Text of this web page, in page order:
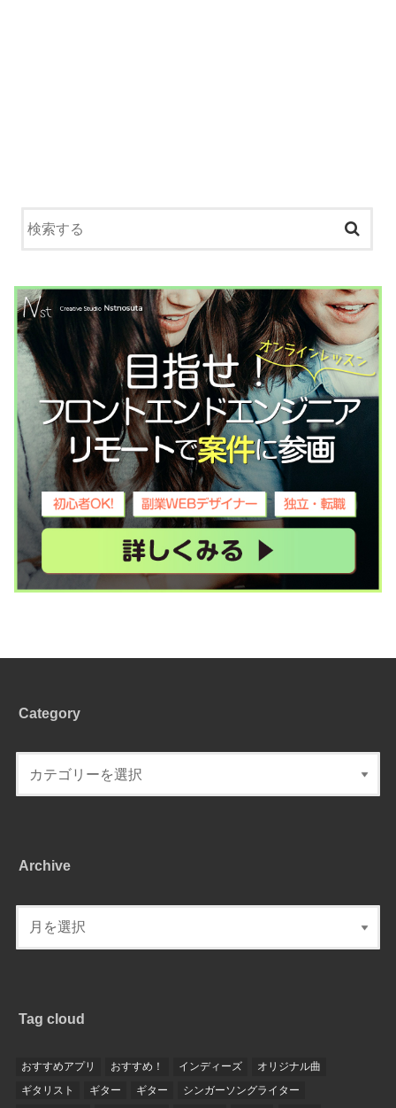
Category
Archive
Tag cloud
おすすめアプリ おすすめ！ インディーズ
オリジナル曲
ギタリスト
ギター ギター
シンガーソングライター